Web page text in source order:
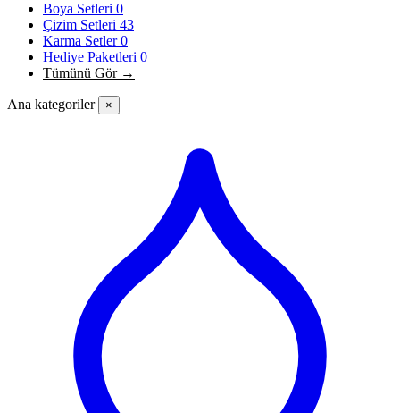
Boya Setleri 0
Çizim Setleri 43
Karma Setler0
Hediye Paketleri 0
Tümünü Gör →
Ana kategoriler ×